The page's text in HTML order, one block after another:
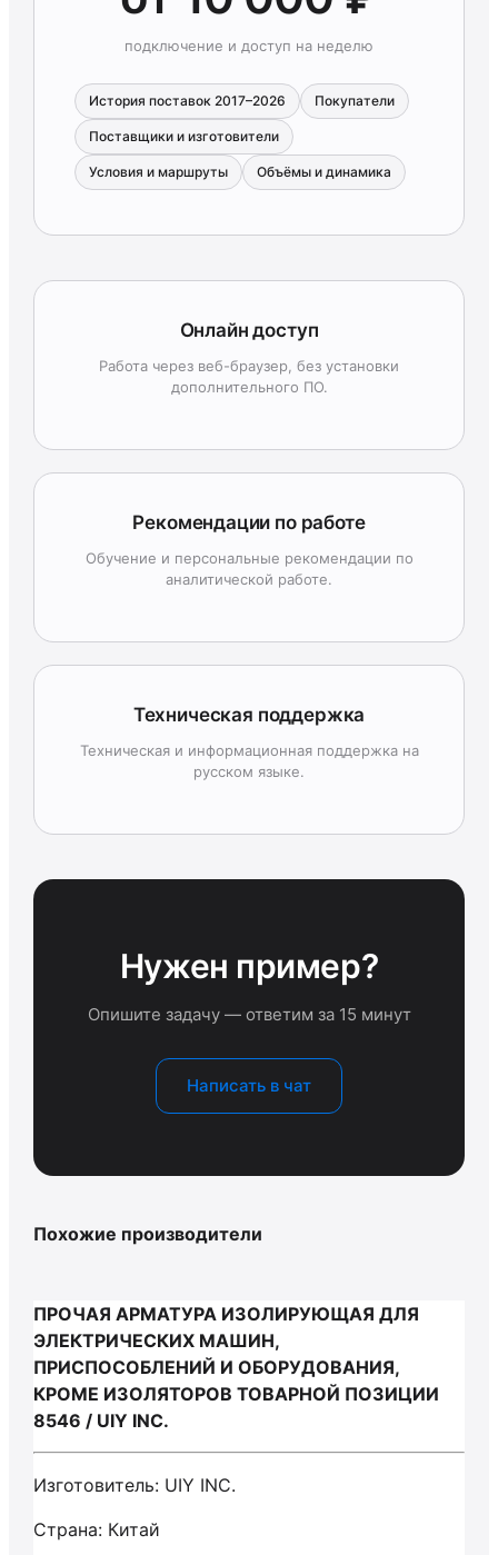
подключение и доступ на неделю
История поставок 2017–2026 Покупатели
Поставщики и изготовители
Условия и маршруты Объёмы и динамика
Онлайн доступ
Работа через веб-браузер, без установки
дополнительного ПО.
Рекомендации по работе
Обучение и персональные рекомендации по
аналитической работе.
Техническая поддержка
Техническая и информационная поддержка на
русском языке.
Нужен пример?
Опишите задачу — ответим за 15 минут
Написать в чат
Похожие производители
ПРОЧАЯ АРМАТУРА ИЗОЛИРУЮЩАЯ ДЛЯ
ЭЛЕКТРИЧЕСКИХ МАШИН,
ПРИСПОСОБЛЕНИЙ И ОБОРУДОВАНИЯ,
КРОМЕ ИЗОЛЯТОРОВ ТОВАРНОЙ ПОЗИЦИИ
8546 / UIY INC.
Изготовитель: UIY INC.
Страна: Китай